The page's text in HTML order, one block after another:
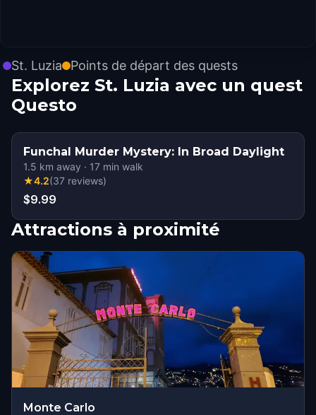
St. Luzia Points de départ des quests
Explorez St. Luzia avec un quest
Questo
Funchal Murder Mystery: In Broad Daylight
1.5 km away · 17 min walk
★4.2(37 reviews)
$9.99
Attractions à proximité
Monte Carlo